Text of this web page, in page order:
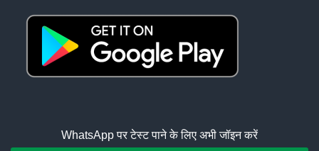
WhatsApp पर टेस्ट पाने के लिए अभी जॉइन करें